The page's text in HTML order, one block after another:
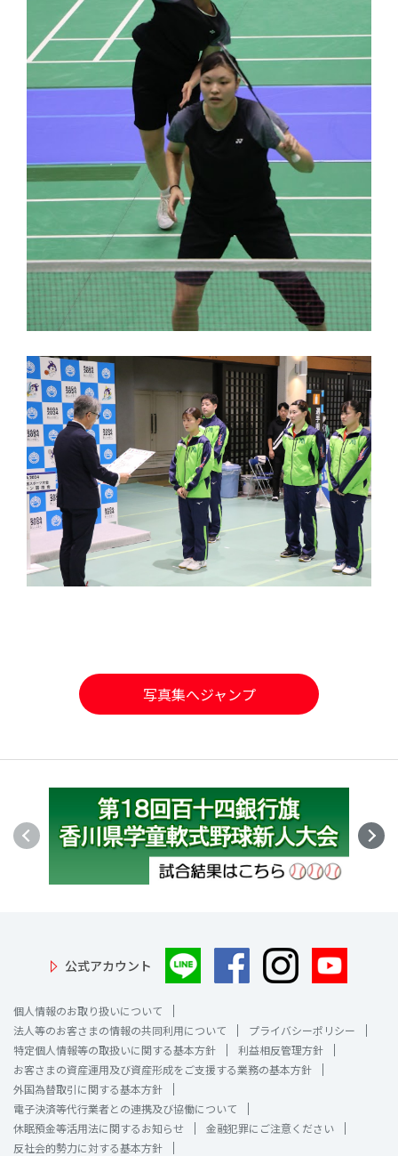
写真集へジャンプ
公式アカウント
個人情報のお取り扱いについて
法人等のお客さまの情報の共同利用について
プライバシーポリシー
特定個人情報等の取扱いに関する基本方針
利益相反管理方針
お客さまの資産運用及び資産形成をご支援する業務の基本方針
外国為替取引に関する基本方針
電子決済等代行業者との連携及び協働について
休眠預金等活用法に関するお知らせ
金融犯罪にご注意ください
反社会的勢力に対する基本方針